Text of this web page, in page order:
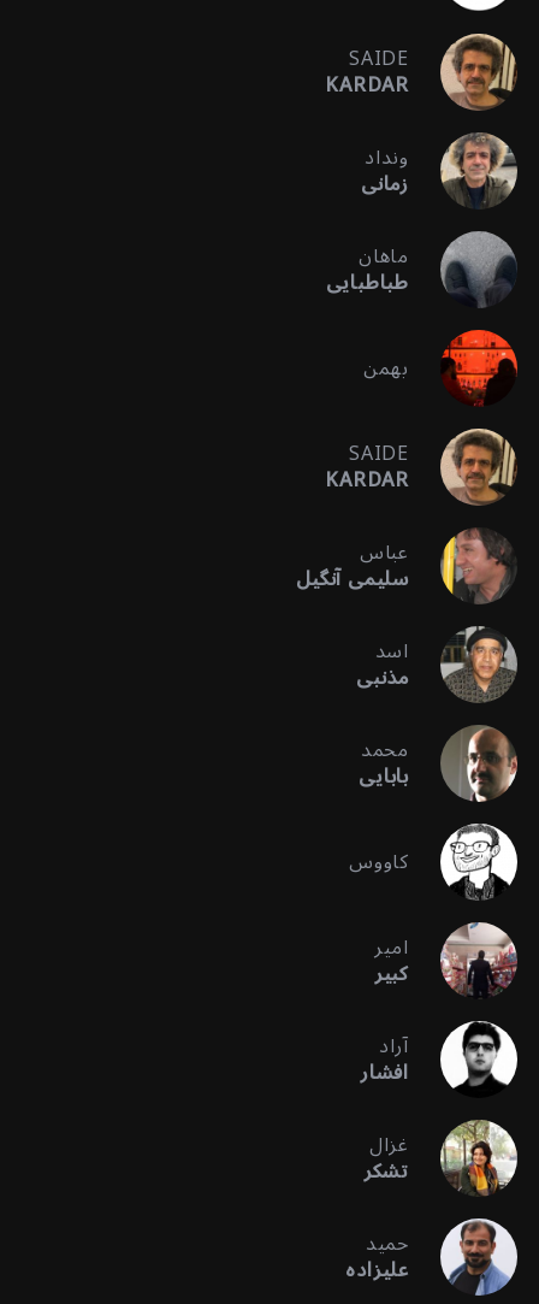
SAIDE
KARDAR
ونداد
زمانی
ماهان
طباطبایی
بهمن
SAIDE
KARDAR
عباس
سلیمی آنگیل
اسد
مذنبی
محمد
بابایی
کاووس
امیر
کبیر
آراد
افشار
غزال
تشکر
حمید
علیزاده